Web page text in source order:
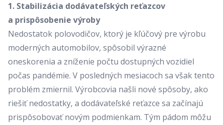
1. Stabilizácia dodávateľských reťazcov
a prispôsobenie výroby
Nedostatok polovodičov, ktorý je kľúčový pre výrobu
moderných automobilov, spôsobil výrazné
oneskorenia a zníženie počtu dostupných vozidiel
počas pandémie. V posledných mesiacoch sa však tento
problém zmiernil. Výrobcovia našli nové spôsoby, ako
riešiť nedostatky, a dodávateľské reťazce sa začínajú
prispôsobovať novým podmienkam. Tým pádom môžu